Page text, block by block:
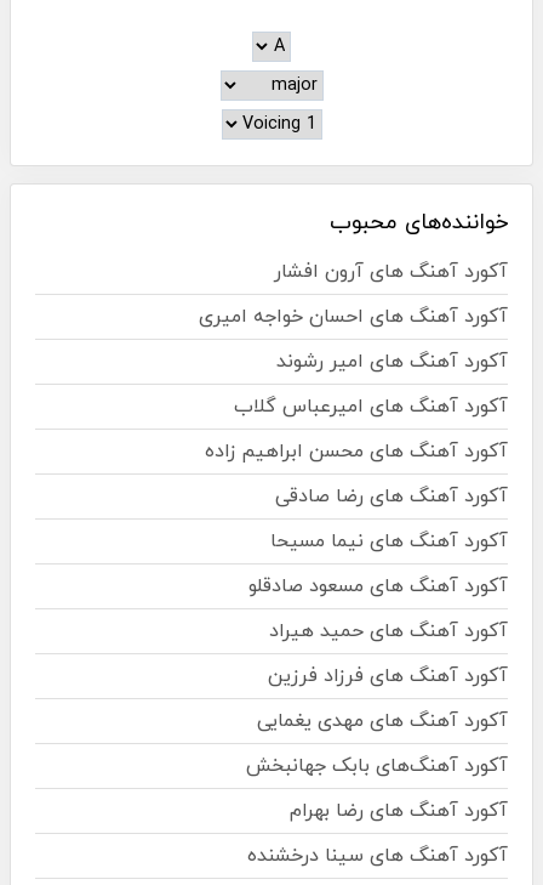
خواننده‌های محبوب
آکورد آهنگ های آرون افشار
آکورد آهنگ های احسان خواجه امیری
آکورد آهنگ های امیر رشوند
آکورد آهنگ های امیرعباس گلاب
آکورد آهنگ های محسن ابراهیم زاده
آکورد آهنگ های رضا صادقی
آکورد آهنگ های نیما مسیحا
آکورد آهنگ های مسعود صادقلو
آکورد آهنگ های حمید هیراد
آکورد آهنگ های فرزاد فرزین
آکورد آهنگ های مهدی یغمایی
آکورد آهنگ‌های بابک جهانبخش
آکورد آهنگ های رضا بهرام
آکورد آهنگ های سینا درخشنده